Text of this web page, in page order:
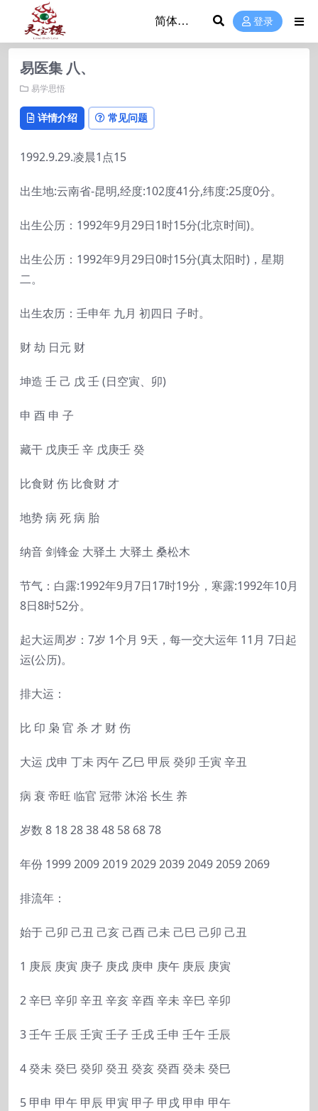
登录
易医集 八、
易学思悟
详情介绍 常见问题
1992.9.29.凌晨1点15
出生地:云南省-昆明,经度:102度41分,纬度:25度0分。
出生公历：1992年9月29日1时15分(北京时间)。
出生公历：1992年9月29日0时15分(真太阳时)，星期
二。
出生农历：壬申年 九月 初四日 子时。
财 劫 日元 财
坤造 壬 己 戊 壬 (日空寅、卯)
申 酉 申 子
藏干 戊庚壬 辛 戊庚壬 癸
比食财 伤 比食财 才
地势 病 死 病 胎
纳音 剑锋金 大驿土 大驿土 桑松木
节气：白露:1992年9月7日17时19分，寒露:1992年10月
8日8时52分。
起大运周岁：7岁 1个月 9天，每一交大运年 11月 7日起
运(公历)。
排大运：
比 印 枭 官 杀 才 财 伤
大运 戊申 丁未 丙午 乙巳 甲辰 癸卯 壬寅 辛丑
病 衰 帝旺 临官 冠带 沐浴 长生 养
岁数 8 18 28 38 48 58 68 78
年份 1999 2009 2019 2029 2039 2049 2059 2069
排流年：
始于 己卯 己丑 己亥 己酉 己未 己巳 己卯 己丑
1 庚辰 庚寅 庚子 庚戌 庚申 庚午 庚辰 庚寅
2 辛巳 辛卯 辛丑 辛亥 辛酉 辛未 辛巳 辛卯
3 壬午 壬辰 壬寅 壬子 壬戌 壬申 壬午 壬辰
4 癸未 癸巳 癸卯 癸丑 癸亥 癸酉 癸未 癸巳
5 甲申 甲午 甲辰 甲寅 甲子 甲戌 甲申 甲午